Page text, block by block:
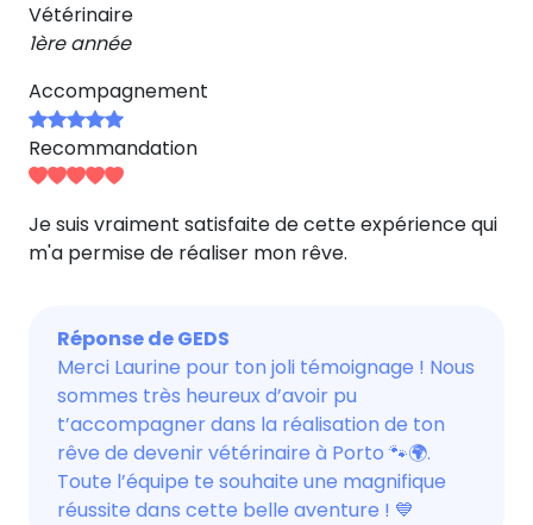
Vétérinaire
1ère année
Accompagnement
Recommandation
Je suis vraiment satisfaite de cette expérience qui
m'a permise de réaliser mon rêve.
Réponse de GEDS
Merci Laurine pour ton joli témoignage ! Nous
sommes très heureux d’avoir pu
t’accompagner dans la réalisation de ton
rêve de devenir vétérinaire à Porto 🐾🌍.
Toute l’équipe te souhaite une magnifique
réussite dans cette belle aventure ! 💙